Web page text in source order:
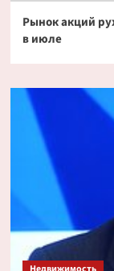
Рынок акций
в июле